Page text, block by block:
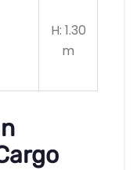
H: 1.30
m